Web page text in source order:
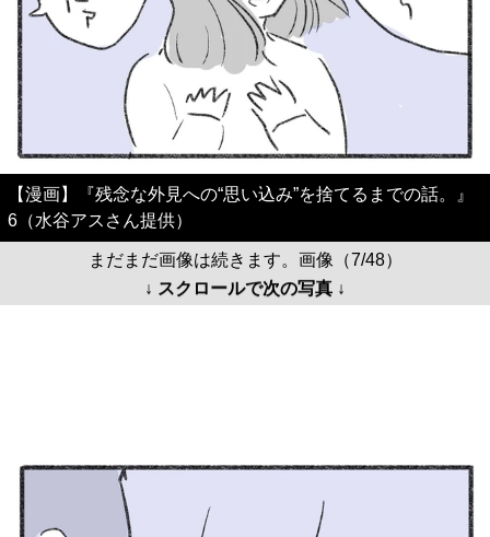
【漫画】『残念な外見への“思い込み”を捨てるまでの話。』
6（水谷アスさん提供）
まだまだ画像は続きます。画像（7/48）
↓ スクロールで次の写真 ↓